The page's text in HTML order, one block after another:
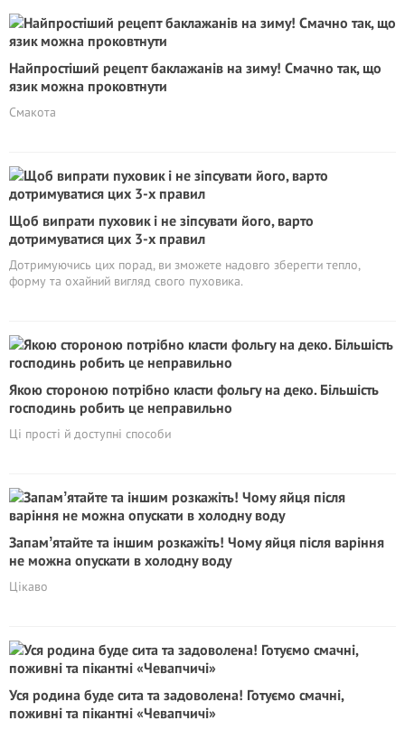
Найпростіший рецепт баклажанів на зиму! Смачно так, що
язик можна проковтнути
Смакота
Щоб випрати пуховик і не зіпсувати його, варто
дотримуватися цих 3-х правил
Дотримуючись цих порад, ви зможете надовго зберегти тепло,
форму та охайний вигляд свого пуховика.
Якою стороною потрібно класти фольгу на деко. Більшість
господинь робить це неправильно
Ці прості й доступні способи
Запамʼятайте та іншим розкажіть! Чому яйця після варіння
не можна опускати в холодну воду
Цікаво
Уся родина буде сита та задоволена! Готуємо смачні,
поживні та пікантні «Чевапчичі»